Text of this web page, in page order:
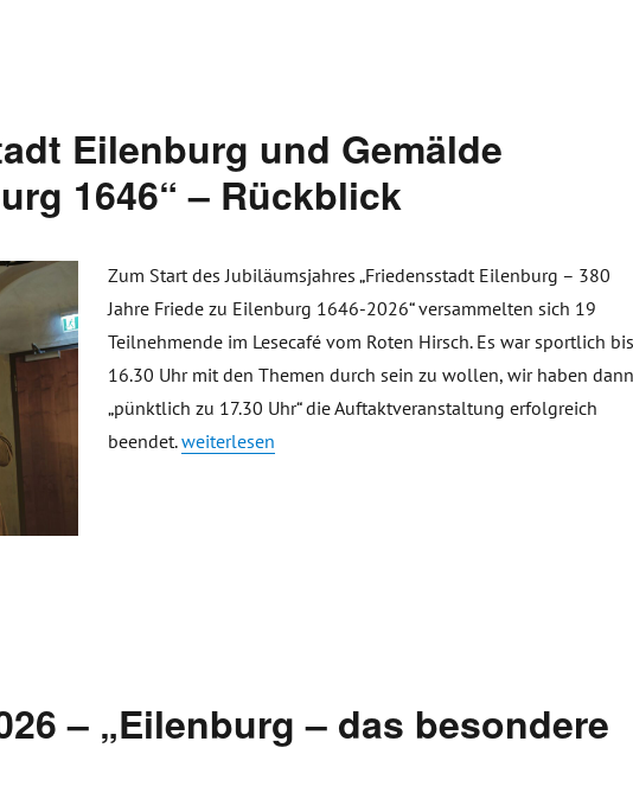
Eilenburg und Gemälde
1646“ – Rückblick
Zum Start des Jubiläumsjahres „Friedensstadt Eilenburg – 380
Jahre Friede zu Eilenburg 1646-2026“ versammelten sich 19
Teilnehmende im Lesecafé vom Roten Hirsch. Es war sportlich bis
16.30 Uhr mit den Themen durch sein zu wollen, wir haben dann
„pünktlich zu 17.30 Uhr“ die Auftaktveranstaltung erfolgreich
beendet.„Auftakt Friedensstadt Eilenburg und Gemälde „Frieden
weiterlesen
– „Eilenburg – das besondere